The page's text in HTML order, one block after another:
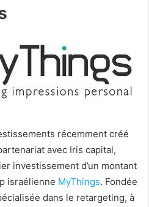
récemment créé
avec Iris capital,
investissement d’un montant
israélienne MyThings. Fondée
dans le retargeting, à